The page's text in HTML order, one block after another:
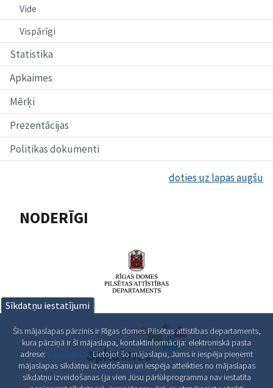
Vide
Vispārīgi
Statistika
Apkaimes
Mērķi
Prezentācijas
Politikas dokumenti
doties uz lapas augšu
NODERĪGI
Sīkdatņu iestatījumi
Šīs mājaslapas pārzinis ir Rīgas domes Pilsētas attīstības departaments,
kura pārziņā ir šī mājaslapa, kontaktinformācija: elektroniskā pasta
adrese: pad@riga.lv. Lietojot šo mājaslapu, Jums ir iespēja pieņemt
mājaslapas sīkdatņu izveidošanu un iespēja atteikties no mājaslapas
sīkdatņu izveidošanas (ja vien Jūsu pārlūkprogramma nav iestatīta